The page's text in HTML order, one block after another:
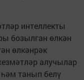
интеллекты
бозылган өлкән
өлкәнрәк
алучылар
һәм танып белү